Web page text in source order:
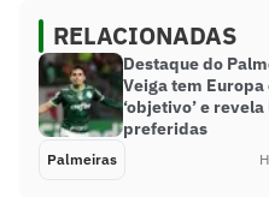
RELACIONADAS
Destaque do
Veiga tem Europa
‘objetivo’ e
preferidas
Palmeiras